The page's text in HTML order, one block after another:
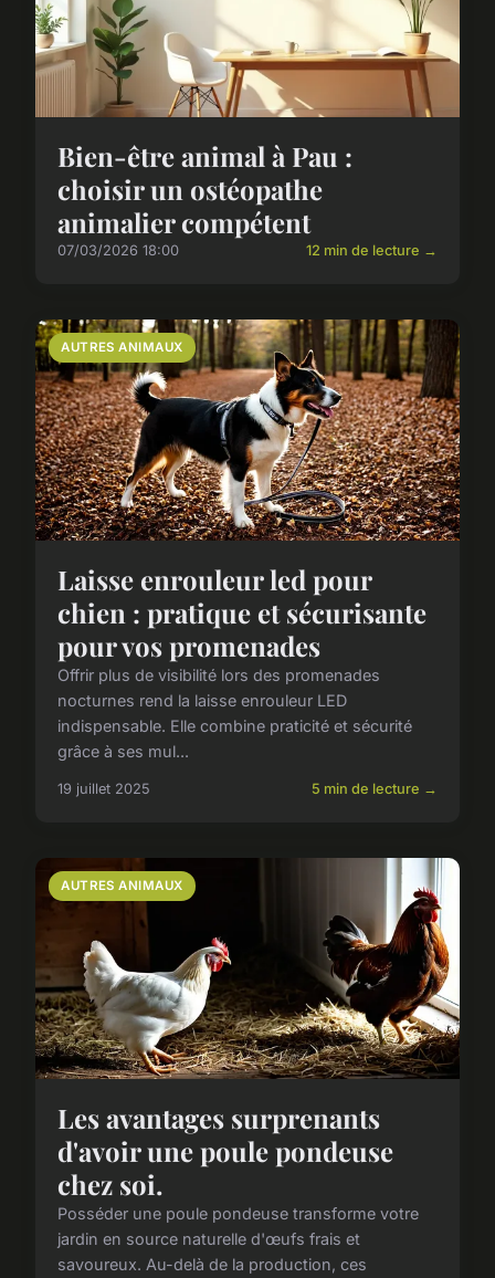
Bien-être animal à Pau :
choisir un ostéopathe
animalier compétent
07/03/2026 18:00 12 min de lecture →
AUTRES ANIMAUX
Laisse enrouleur led pour
chien : pratique et sécurisante
pour vos promenades
Offrir plus de visibilité lors des promenades
nocturnes rend la laisse enrouleur LED
indispensable. Elle combine praticité et sécurité
grâce à ses mul...
19 juillet 2025 5 min de lecture →
AUTRES ANIMAUX
Les avantages surprenants
d'avoir une poule pondeuse
chez soi.
Posséder une poule pondeuse transforme votre
jardin en source naturelle d'œufs frais et
savoureux. Au-delà de la production, ces